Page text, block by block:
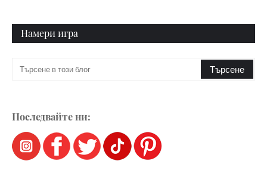
Намери игра
Последвайте ни: